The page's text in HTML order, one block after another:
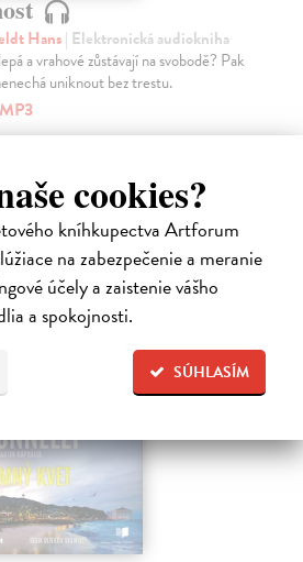
cookies?
kníhkupectva Artforum
na zabezpečenie a meranie
účely a zaistenie vášho
a spokojnosti.
SÚHLASÍM
Hans| Elektronická audiokniha
a vrahové zůstávají na svobodě? Pak
uniknout bez trestu.
MP3